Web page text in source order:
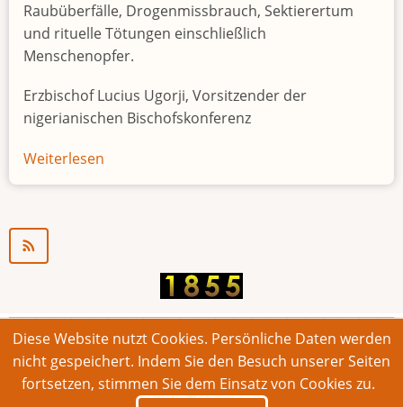
Raubüberfälle, Drogenmissbrauch, Sektierertum
und rituelle Tötungen einschließlich
Menschenopfer.
Erzbischof Lucius Ugorji, Vorsitzender der
nigerianischen Bischofskonferenz
Weiterlesen
Jugendarbeitslosigkeit
© 2026 Bonner Aufruf. Alle Rechte vorbehalten.
Footer
Impressum Kontakt Intern
Diese Website nutzt Cookies. Persönliche Daten werden
nicht gespeichert. Indem Sie den Besuch unserer Seiten
fortsetzen, stimmen Sie dem Einsatz von Cookies zu.